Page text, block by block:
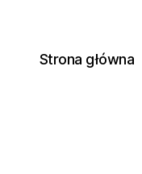
Strona główna